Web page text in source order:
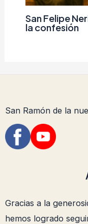
San Felipe
la confesión
San Ramón de la
Gracias a la
hemos logrado